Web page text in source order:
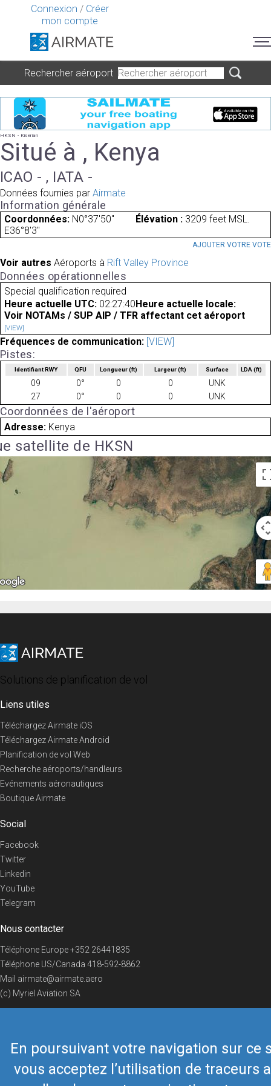
Connexion / Créer
mon compte
En poursuivant votre navigation sur ce
vous acceptez l’utilisation de traceurs
Rechercher aéroport
HKSN - Kiserian
Situé à , Kenya
ICAO - , IATA -
Données fournies par Airmate
Information générale
Coordonnées: N0°37'50"
E36°8'3"
Élévation : 3209 feet MSL.
AJOUTER VOTRE VOTE
Voir autres Aéroports à Rift Valley Province
Données opérationnelles
Special qualification required
Heure actuelle UTC: 02:27:40 Heure actuelle locale:
Voir NOTAMs / SUP AIP / TFR affectant cet aéroport
[VIEW]
Fréquences de communication: [VIEW]
Pistes:
Identifiant RWY QFU Longueur(ft) Largeur(ft) Surface LDA(ft)
09 0° 0 0
UNK
27
0° 0 0 UNK
Coordonnées de l'aéroport
Adresse: Kenya
satellite de HKSN
Solutions de planification de vol
Liens utiles
Téléchargez Airmate iOS
Téléchargez Airmate Android
Planification de vol Web
Recherche aéroports/handleurs
Evénements aéronautiques
Boutique Airmate
Social
Facebook
Twitter
Linkedin
YouTube
Telegram
Nous contacter
Téléphone Europe+352 26441835
Téléphone US/Canada 418-592-8862
Mail airmate@airmate.aero
(c) Myriel Aviation SA
© 2019 Airmate - Conditions d'utilisation - Vie privée Back to top